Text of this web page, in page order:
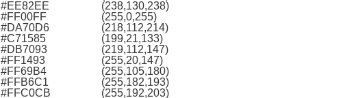
#EE82EE
(238,130,238)
#FF00FF
(255,0,255)
#DA70D6
(218,112,214)
#C71585
(199,21,133)
#DB7093
(219,112,147)
#FF1493
(255,20,147)
#FF69B4
(255,105,180)
#FFB6C1
(255,182,193)
#FFC0CB
(255,192,203)